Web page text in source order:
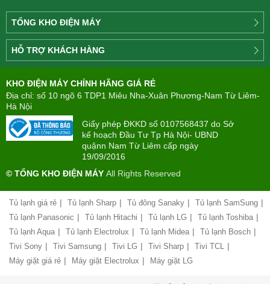
TỔNG KHO ĐIỆN MÁY
Công
ty
Điện
TÂN
PHONG(8:00
-
22:00)
công
ty
Chính
sách
bảo
hành
vận
chuyển
HỖ TRỢ KHÁCH HÀNG
hiểu
về
mua
trả
góp
đổi
hóa
Chính
sách
nhận
KHO ĐIỆN MÁY CHÍNH HÃNG GIÁ RẺ
Địa chỉ: số 10 ngõ 6 TDP1 Miêu Nha-Xuân Phương-Nam Từ Liêm-
Hà Nội
Giấy phép ĐKKD số 0107568437 do Sở
kế hoạch Đầu Tư Tp Hà Nội- UBND
quậnn Nam Từ Liêm cấp ngày
19/09/2016
© TỔNG KHO ĐIỆN MÁY All Rights Reserved
Tủ lạnh giá rẻ | Tủ lạnh Sharp | Tủ đông Sanaky | Tủ lạnh SamSung |
Tủ lạnh Panasonic | Tủ lạnh Hitachi | Tủ lạnh LG | Tủ lạnh Toshiba |
Tủ lạnh Aqua | Tủ lạnh Electrolux | Tủ lạnh Midea | Tủ lạnh Bosch |
Tivi Sony | Tivi Samsung | Tivi LG | Tivi Sharp | Tivi TCL |
Máy giặt giá rẻ | Máy giặt Electrolux | Máy giặt LG